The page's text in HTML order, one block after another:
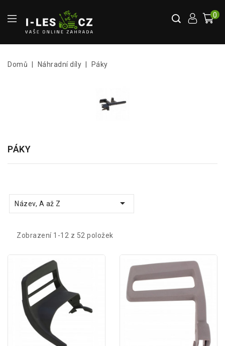
0
Domů Náhradní díly Páky
PÁKY
Název, A až Z 
Zobrazení 1-12 z 52 položek